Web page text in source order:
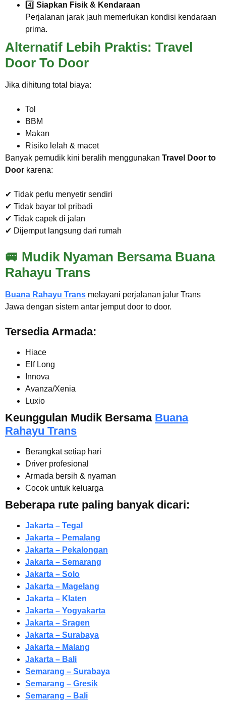
4️⃣ Siapkan Fisik & Kendaraan
Perjalanan jarak jauh memerlukan kondisi kendaraan
prima.
Alternatif Lebih Praktis: Travel
Door To Door
Jika dihitung total biaya:
Tol
BBM
Makan
Risiko lelah & macet
Banyak pemudik kini beralih menggunakan Travel Door to
Door karena:
✔ Tidak perlu menyetir sendiri
✔ Tidak bayar tol pribadi
✔ Tidak capek di jalan
✔ Dijemput langsung dari rumah
🚐 Mudik Nyaman Bersama Buana
Rahayu Trans
Buana Rahayu Trans melayani perjalanan jalur Trans
Jawa dengan sistem antar jemput door to door.
Tersedia Armada:
Hiace
Elf Long
Innova
Avanza/Xenia
Luxio
Keunggulan Mudik Bersama Buana
Rahayu Trans
Berangkat setiap hari
Driver profesional
Armada bersih & nyaman
Cocok untuk keluarga
Beberapa rute paling banyak dicari:
Jakarta – Tegal
Jakarta – Pemalang
Jakarta – Pekalongan
Jakarta – Semarang
Jakarta – Solo
Jakarta – Magelang
Jakarta – Klaten
Jakarta – Yogyakarta
Jakarta – Sragen
Jakarta – Surabaya
Jakarta – Malang
Jakarta – Bali
Semarang – Surabaya
Semarang – Gresik
Semarang – Bali